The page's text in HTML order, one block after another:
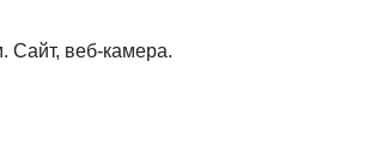
Сайт, веб-камера.